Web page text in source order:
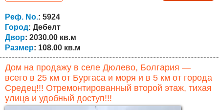
тихой части села, в сформированной жилой среде, среди
соседей есть иностранцы — англичане, немцы и
Реф. No.: 5924
Город: Дебелт
Двор: 2030.00 кв.м
Размер: 108.00 кв.м
Дом на продажу в селе Дюлево, Болгария —
всего в 25 км от Бургаса и моря и в 5 км от города
Средец!!! Отремонтированный второй этаж, тихая
улица и удобный доступ!!!